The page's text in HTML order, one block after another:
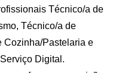
Técnico/a de
Técnico/a de
Cozinha/Pastelaria e
Digital.